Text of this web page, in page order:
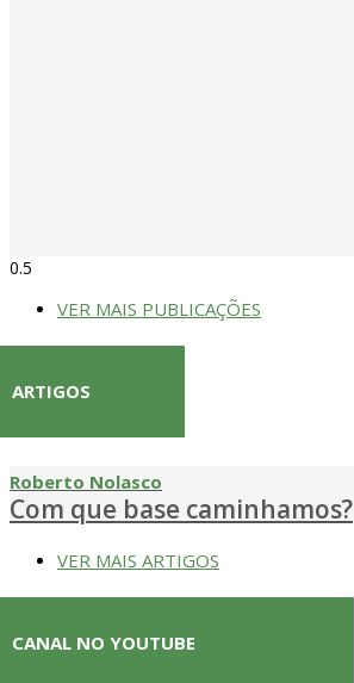
VER MAIS PUBLICAÇÕES
ARTIGOS
Roberto Nolasco
Com que base caminhamos?
VER MAIS ARTIGOS
CANAL NO YOUTUBE